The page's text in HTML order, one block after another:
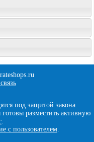
под защитой закона.
разместить активную
.
с пользователем.